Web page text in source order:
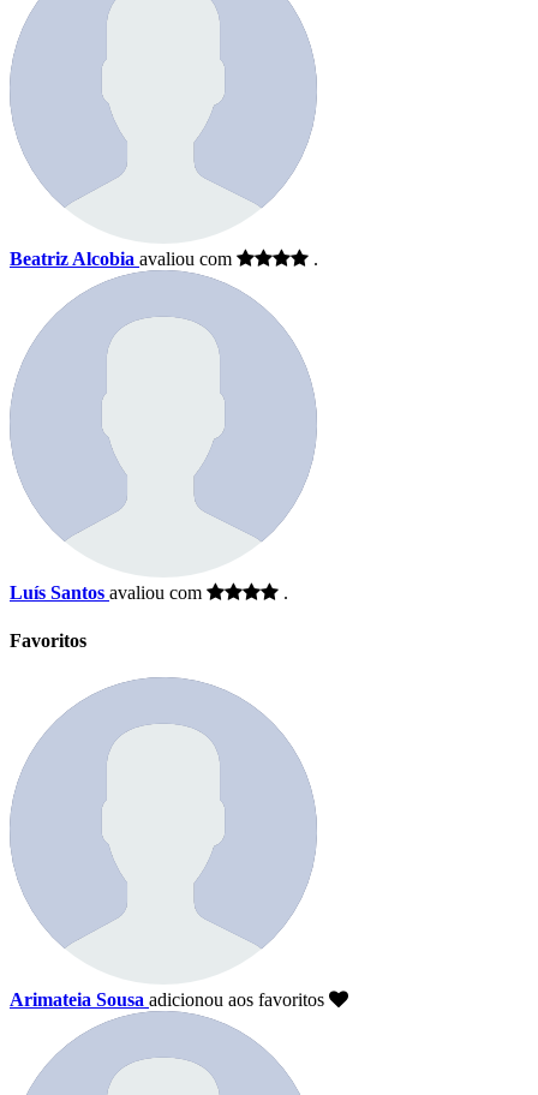
Beatriz Alcobia avaliou com .
Luís Santos avaliou com .
Favoritos
Arimateia Sousa adicionou aos favoritos